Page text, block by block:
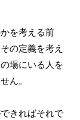
を考える前
の定義を考え
場にいる人を
ん。
きればそれで